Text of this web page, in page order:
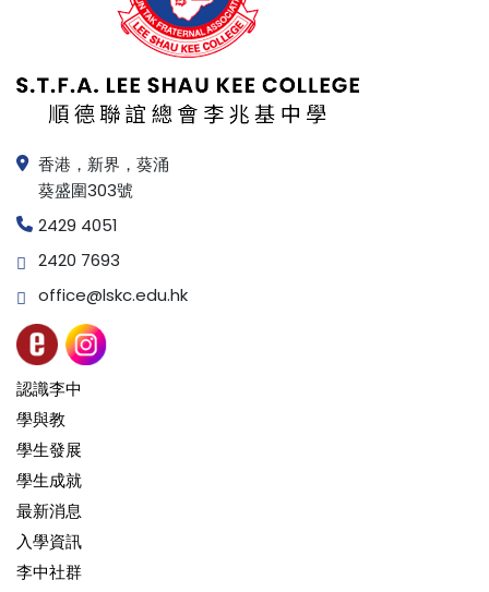
香港，新界，葵涌
葵盛圍303號
2429 4051
2420 7693
office@lskc.edu.hk
認識李中
學與教
學生發展
學生成就
最新消息
入學資訊
李中社群